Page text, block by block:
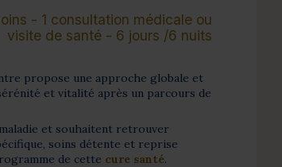
- 1 consultation médicale ou
visite de santé - 6 jours /6 nuits
propose une approche globale et
et vitalité après un parcours de
et souhaitent retrouver
soins détente et reprise
de cette cure santé.